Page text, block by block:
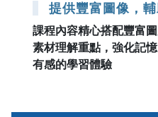
提供豐富圖像，
課程內容精心搭配豐富
素材理解重點，強化記
有感的學習體驗